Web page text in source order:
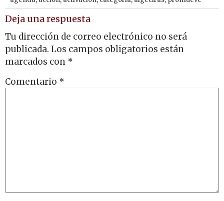
Deja una respuesta
Tu dirección de correo electrónico no será
publicada. Los campos obligatorios están
marcados con *
Comentario *